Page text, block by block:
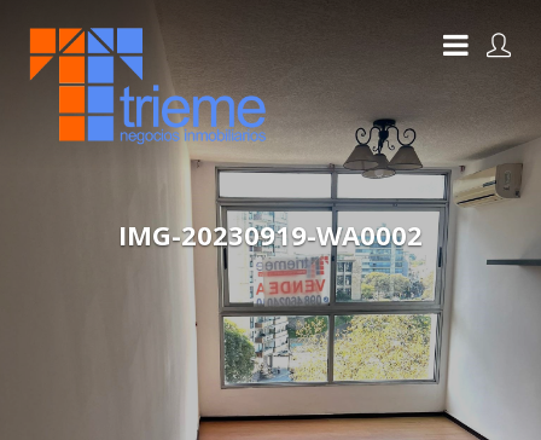
IMG-20230919-WA0002